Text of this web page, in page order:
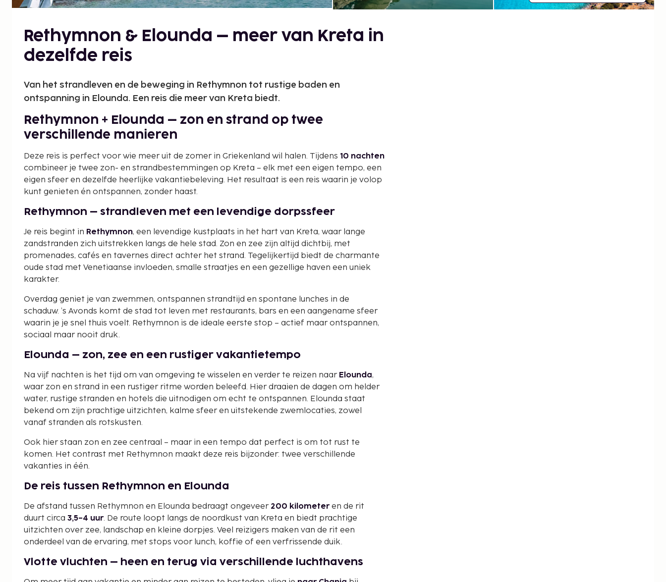
Rethymnon & Elounda – meer van Kreta in
dezelfde reis
Van het strandleven en de beweging in Rethymnon tot rustige baden en
ontspanning in Elounda. Een reis die meer van Kreta biedt.
Rethymnon + Elounda – zon en strand op twee
verschillende manieren
Deze reis is perfect voor wie meer uit de zomer in Griekenland wil halen. Tijdens 10 nachten
combineer je twee zon- en strandbestemmingen op Kreta – elk met een eigen tempo, een
eigen sfeer en dezelfde heerlijke vakantiebeleving. Het resultaat is een reis waarin je volop
kunt genieten én ontspannen, zonder haast.
Rethymnon – strandleven met een levendige dorpssfeer
Je reis begint in Rethymnon, een levendige kustplaats in het hart van Kreta, waar lange
zandstranden zich uitstrekken langs de hele stad. Zon en zee zijn altijd dichtbij, met
promenades, cafés en tavernes direct achter het strand. Tegelijkertijd biedt de charmante
oude stad met Venetiaanse invloeden, smalle straatjes en een gezellige haven een uniek
karakter.
Overdag geniet je van zwemmen, ontspannen strandtijd en spontane lunches in de
schaduw. ’s Avonds komt de stad tot leven met restaurants, bars en een aangename sfeer
waarin je je snel thuis voelt. Rethymnon is de ideale eerste stop – actief maar ontspannen,
sociaal maar nooit druk.
Elounda – zon, zee en een rustiger vakantietempo
Na vijf nachten is het tijd om van omgeving te wisselen en verder te reizen naar Elounda,
waar zon en strand in een rustiger ritme worden beleefd. Hier draaien de dagen om helder
water, rustige stranden en hotels die uitnodigen om echt te ontspannen. Elounda staat
bekend om zijn prachtige uitzichten, kalme sfeer en uitstekende zwemlocaties, zowel
vanaf stranden als rotskusten.
Ook hier staan zon en zee centraal – maar in een tempo dat perfect is om tot rust te
komen. Het contrast met Rethymnon maakt deze reis bijzonder: twee verschillende
vakanties in één.
De reis tussen Rethymnon en Elounda
De afstand tussen Rethymnon en Elounda bedraagt ongeveer 200 kilometeren de rit
duurt circa 3,5–4 uur. De route loopt langs de noordkust van Kreta en biedt prachtige
uitzichten over zee, landschap en kleine dorpjes. Veel reizigers maken van de rit een
onderdeel van de ervaring, met stops voor lunch, koffie of een verfrissende duik.
Vlotte vluchten – heen en terug via verschillende luchthavens